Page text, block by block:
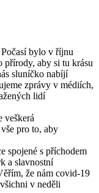
bylo v říjnu
přírody, aby si tu krásu
sluníčko nabíjí
zprávy v médiích,
lidí
veškerá
pro to, aby
spojené s příchodem
a slavnostní
že nám covid-19
v neděli